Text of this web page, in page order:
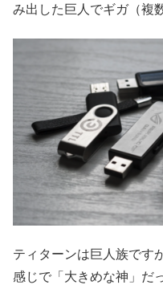
み出した巨人でギガ（複
ティターンは巨人族です
感じで「大きめな神」だ